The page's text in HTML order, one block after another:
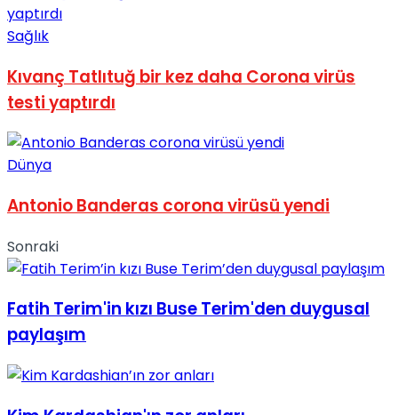
Sağlık
Kıvanç Tatlıtuğ bir kez daha Corona virüs
testi yaptırdı
Dünya
Antonio Banderas corona virüsü yendi
Sonraki
Fatih Terim'in kızı Buse Terim'den duygusal
paylaşım